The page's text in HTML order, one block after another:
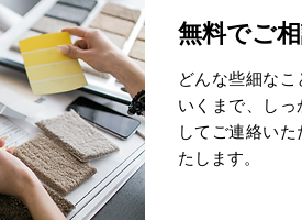
無料でご
どんな些細な
いくまで、し
してご連絡い
たします。